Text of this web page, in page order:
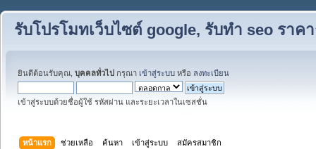
รับโปรโมทเว็บไซต์ google, รับทำ seo ราค
ยินดีต้อนรับคุณ, บุคคลทั่วไป กรุณา เข้าสู่ระบบ หรือ ลงทะเบียน
เข้าสู่ระบบด้วยชื่อผู้ใช้ รหัสผ่าน และระยะเวลาในเซสชั่น
หน้าแรก ช่วยเหลือ ค้นหา เข้าสู่ระบบ สมัครสมาชิก